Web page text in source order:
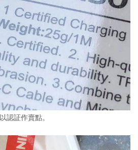
以認証作賣點。